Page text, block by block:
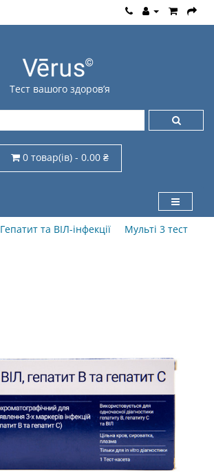
Тест вашого здоров’я
0 товар(ів) - 0.00 ₴
Гепатит та ВІЛ-інфекції Мульті 3 тест